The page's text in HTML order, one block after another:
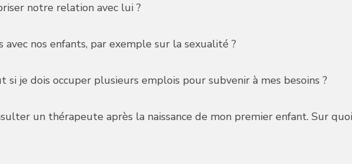
notre relation avec lui ?
nos enfants, par exemple sur la sexualité ?
je dois occuper plusieurs emplois pour subvenir à mes besoins ?
un thérapeute après la naissance de mon premier enfant. Sur